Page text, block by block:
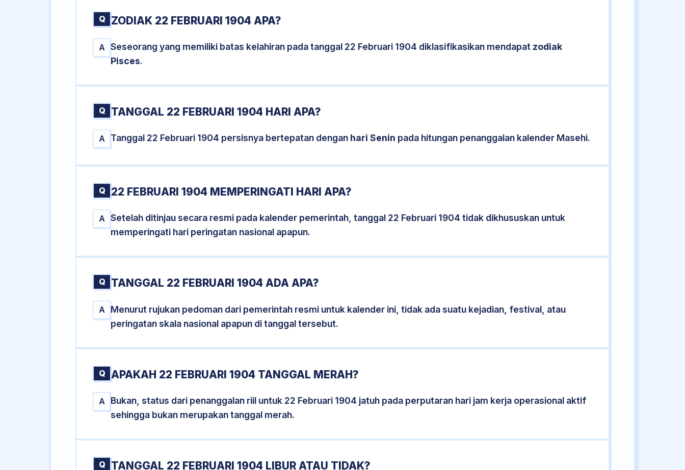
Q ZODIAK 22 FEBRUARI 1904 APA?
A Seseorang yang memiliki batas kelahiran pada tanggal 22 Februari 1904 diklasifikasikan mendapat zodiak
Pisces.
Q TANGGAL 22 FEBRUARI 1904 HARI APA?
A Tanggal 22 Februari 1904 persisnya bertepatan dengan hari Senin pada hitungan penanggalan kalender Masehi.
Q 22 FEBRUARI 1904 MEMPERINGATI HARI APA?
A Setelah ditinjau secara resmi pada kalender pemerintah, tanggal 22 Februari 1904 tidak dikhususkan untuk
memperingati hari peringatan nasional apapun.
Q TANGGAL 22 FEBRUARI 1904 ADA APA?
A
Menurut rujukan pedoman dari pemerintah resmi untuk kalender ini, tidak ada suatu kejadian, festival, atau
peringatan skala nasional apapun di tanggal tersebut.
Q APAKAH 22 FEBRUARI 1904 TANGGAL MERAH?
A
Bukan, status dari penanggalan riil untuk 22 Februari 1904 jatuh pada perputaran hari jam kerja operasional aktif
sehingga bukan merupakan tanggal merah.
Q TANGGAL 22 FEBRUARI 1904 LIBUR ATAU TIDAK?